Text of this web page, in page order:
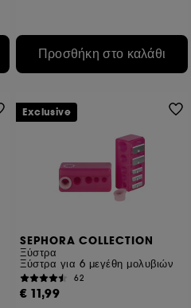
Προσθήκη στο καλάθι
SEPHORA COLLECTION
Ξύστρα
Ξύστρα για 6 μεγέθη μολυβιών
62
€ 11,99
Exclusive